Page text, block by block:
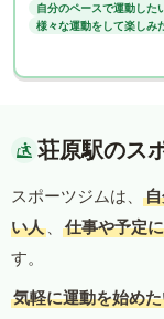
自分のペースで運動した
様々な運動をして楽しみ
荘原駅のス
スポーツジムは、
い人 、 仕事や予定
す。
気軽に運動を始め